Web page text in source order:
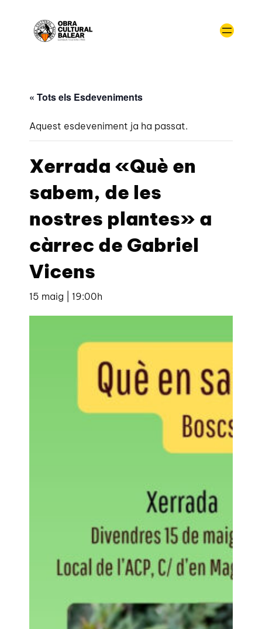
« Tots els Esdeveniments
Aquest esdeveniment ja ha passat.
Xerrada «Què en
sabem, de les
nostres plantes» a
càrrec de Gabriel
Vicens
15 maig | 19:00h